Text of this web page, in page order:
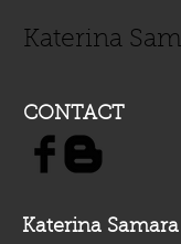
Katerina
CONTACT
Katerina Samara